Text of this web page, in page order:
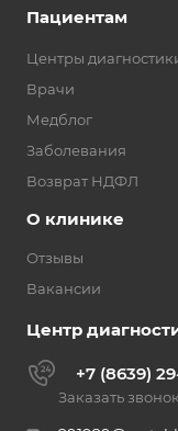
Пациентам
Центры
Врачи
Медблог
Заболевания
Возврат НДФЛ
О клинике
Отзывы
Вакансии
Центр
+7 (8639)
Заказать